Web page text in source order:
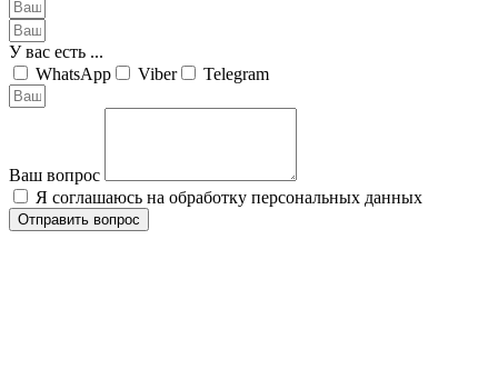
У вас есть ...
WhatsApp
Viber Telegram
Ваш вопрос
Я соглашаюсь на обработку персональных данных
Отправить вопрос